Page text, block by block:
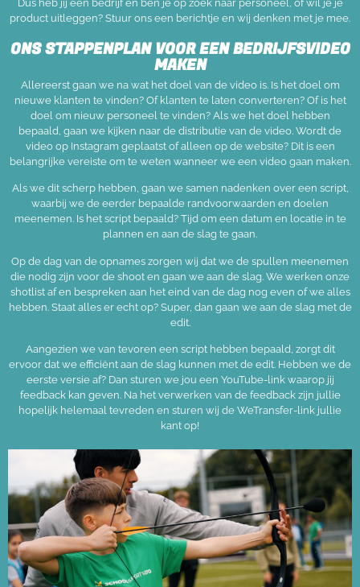
Dus heb jij een bedrijf en ben je op zoek naar personeel, of wil je je
product uitleggen? Stuur ons een berichtje en wij denken met je mee.
ONS STAPPENPLAN VOOR EEN BEDRIJFSVIDEO
MAKEN
Allereerst gaan we na wat het doel van de video is. Is het doel om
nieuwe klanten te vinden? Of klanten te laten converteren? Of is het
doel om nieuw personeel te vinden? Als we het doel hebben
bepaald, gaan we kijken naar de distributie van de video. Wordt de
video op Instagram geplaatst of alleen op de website? Dit is een
belangrijke vereiste om te weten wanneer we een video gaan maken.
Als we dit scherp hebben, gaan we samen nadenken over een script,
waarbij we de eerder bepaalde randvoorwaarden en doelen
meenemen. Is het script bepaald? Tijd om een datum en locatie in te
plannen en aan de slag te gaan.
Op de dag van de opnames zorgen wij dat we de spullen meenemen
die nodig zijn voor de shoot en gaan we aan de slag. We werken onze
shotlist af en bespreken aan het eind van de dag nog even of we alles
hebben. Staat alles er echt op? Super, dan gaan we aan de slag met de
edit.
Aangezien we van tevoren een script hebben bepaald, zorgt dit
ervoor dat we efficiënt aan de slag kunnen met de edit. Hebben we de
eerste versie af? Dan sturen we jou een YouTube-link waarop jij
feedback kan geven. Na het verwerken van de feedback zijn jullie
hopelijk helemaal tevreden en sturen wij de WeTransfer-link jullie
kant op!